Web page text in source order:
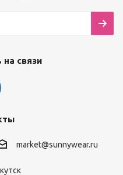
на связи
market@sunnywear.ru